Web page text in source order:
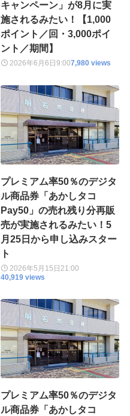
キャンペーン」が8月に実
施されるみたい！【1,000
ポイント／回・3,000ポイ
ント／期間】
2026年6月6日9:007,980 views
プレミアム率50％のデジタ
ル商品券「あかしタコ
Pay50」の売れ残り分再販
売が実施されるみたい！5
月25日から申し込みスター
ト
2026年5月15日21:00
40,919 views
プレミアム率50％のデジタ
ル商品券「あかしタコ